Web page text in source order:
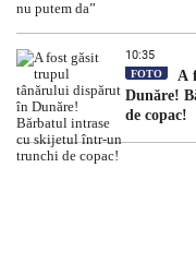
10:35
FOTO
A
Dunăre!
de copac!